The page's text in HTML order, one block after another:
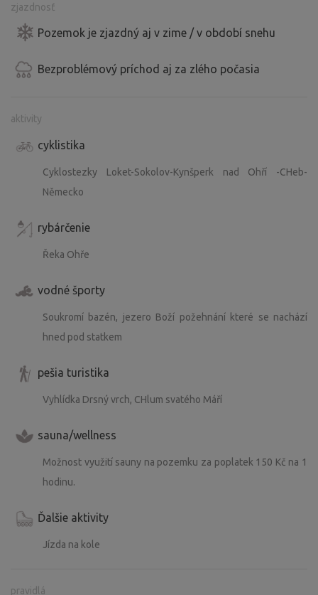
zjazdnosť
Pozemok je zjazdný aj v zime / v období snehu
Bezproblémový príchod aj za zlého počasia
aktivity
cyklistika
Cyklostezky Loket-Sokolov-Kynšperk nad Ohří -CHeb-
Německo
rybárčenie
Řeka Ohře
vodné športy
Soukromí bazén, jezero Boží požehnání které se nachází
hned pod statkem
pešia turistika
Vyhlídka Drsný vrch, CHlum svatého Máří
sauna/wellness
Možnost využití sauny na pozemku za poplatek 150 Kč na 1
hodinu.
Ďalšie aktivity
Jízda na kole
pravidlá